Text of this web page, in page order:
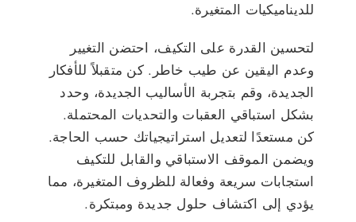
للديناميكيات المتغيرة.
لتحسين القدرة على التكيف، احتضن التغيير
وعدم اليقين عن طيب خاطر. كن متقبلاً للأفكار
الجديدة، وقم بتجربة الأساليب الجديدة، وحدد
بشكل استباقي العقبات والتحديات المحتملة.
كن مستعدًا لتعديل استراتيجياتك حسب الحاجة.
ويضمن الموقف الاستباقي والقابل للتكيف
استجابات سريعة وفعالة للظروف المتغيرة، مما
يؤدي إلى اكتشاف حلول جديدة ومبتكرة.